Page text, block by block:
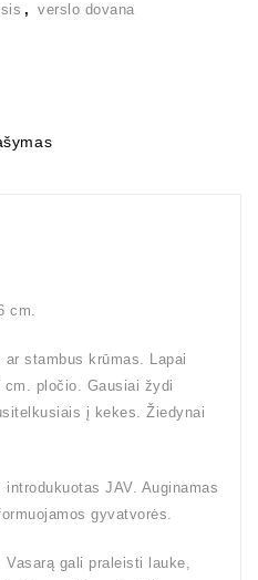
, verslo dovana
cm.
ar stambus krūmas. Lapai
pločio. Gausiai žydi
į kekes. Žiedynai
JAV. Auginamas
gyvatvorės.
gali praleisti lauke,